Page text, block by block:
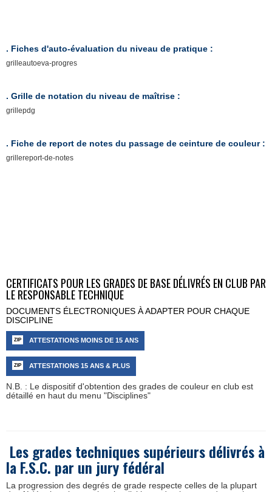
. Fiches d'auto-évaluation du niveau de pratique :
grilleautoeva-progres
. Grille de notation du niveau de maîtrise :
grillepdg
. Fiche de report de notes du passage de ceinture de couleur :
grillereport-de-notes
CERTIFICATS POUR LES GRADES DE BASEDÉLIVRÉS EN CLUB PAR
LE RESPONSABLE TECHNIQUE
DOCUMENTS ÉLECTRONIQUES À ADAPTER POUR CHAQUE
DISCIPLINE
ATTESTATIONS MOINS DE 15 ANS
ATTESTATIONS 15 ANS & PLUS
N.B. : Le dispositif d'obtention des grades de couleur en club est
détaillé en haut du menu "Disciplines"
Les grades techniques supérieursdélivrés à
la F.S.C. par un jury fédéral
La progression des degrés de grade respecte celles de la plupart